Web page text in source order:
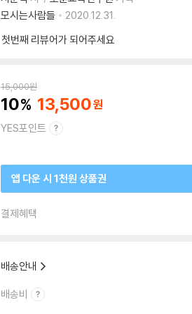
모시는사람들
2020.12.31.
첫번째 리뷰어가 되어주세요
15,000원
10 13,500
YES포인트
앱 다운 시 1천원 상품권
결제혜택
배송안내
배송비